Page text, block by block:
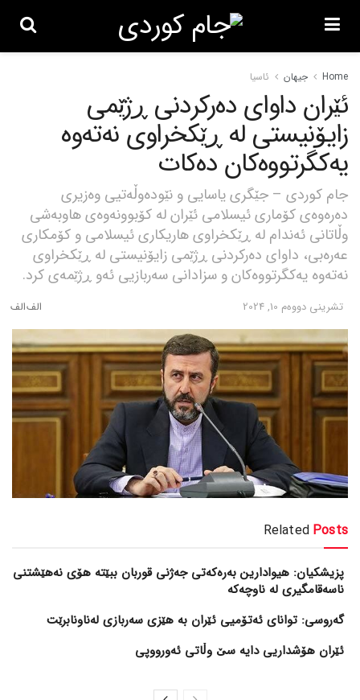
Home جیهان ئاسیا
ئێران داوای دەرکردنی ڕژێمی
زایۆنیستی لە ڕێکخراوی نەتەوە
یەکگرتووەکان دەکات
جام کوردی – جێگری یاسایی و نێودەوڵەتیی وەزیری
دەرەوەی کۆماری ئیسلامی ئێران لە کۆبوونەوەی هاوبەشی
وڵاتانی ئەندام لە ڕێکخراوی هاریکاری ئیسلامی و کۆمکاری
عەرەبی، داوای دەرکردنی ڕژێمی زایۆنیستی لە ڕێکخراوی
نەتەوە یەکگرتووەکان و سزادانی سەربازیی ئەو ڕژێمەی کرد.
تشرینی دووه‌م 10, 2024
Related Posts
پزیشکیان: هیوادارین بەرەکەتی جەژنی قوربان ببێتە هۆی نەهێشتنی
ناسەقامگیری لە ناوچەکە
گەروسی: توانای ئەتۆمیی ئێران بە هێزی سەربازی لەناونابرێت
ئێران هۆشداریی دایە سێ وڵاتی ئەورووپی